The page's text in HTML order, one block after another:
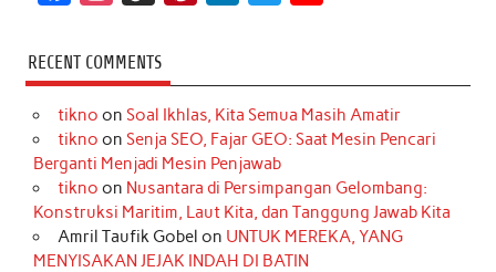
c
e
b
o
k
s
t
a
r
a
m
k
T
o
k
t
e
r
e
s
t
k
e
d
I
n
t
t
r
T
u
e
RECENT COMMENTS
tikno on Soal Ikhlas, Kita Semua Masih Amatir
tikno on Senja SEO, Fajar GEO: Saat Mesin Pencari
Berganti Menjadi Mesin Penjawab
tikno on Nusantara di Persimpangan Gelombang:
Konstruksi Maritim, Laut Kita, dan Tanggung Jawab Kita
Amril Taufik Gobel on UNTUK MEREKA, YANG
MENYISAKAN JEJAK INDAH DI BATIN